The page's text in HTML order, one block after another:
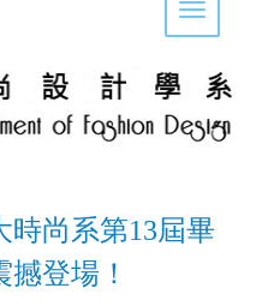
Toggle
時尚系第13屆畢
撼登場 ！